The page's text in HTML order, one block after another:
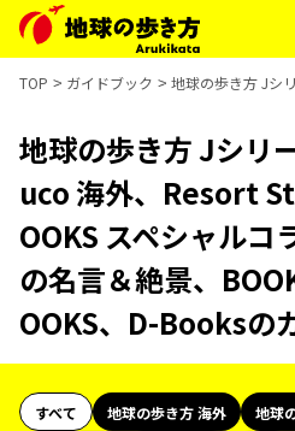
TOP ガイドブック 地球の歩き方 Jシ
地球の歩き方 Jシリ
uco 海外、Resort
OOKS スペシャルコ
の名言＆絶景、
OOKS、D-Booksの
すべて 地球の歩き方 海外
地球